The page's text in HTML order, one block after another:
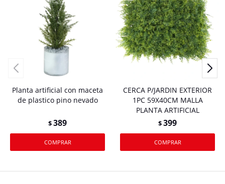
Planta artificial con maceta
de plastico pino nevado
$389
CERCA P/JARDIN EXTERIOR
1PC 59X40CM MALLA
PLANTA ARTIFICIAL
$399